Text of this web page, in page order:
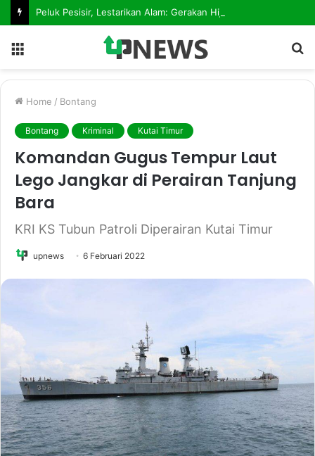
Home / Bontang
Bontang Kriminal Kutai Timur
Komandan Gugus Tempur Laut
Lego Jangkar di Perairan Tanjung
Bara
KRI KS Tubun Patroli Diperairan Kutai Timur
upnews 6 Februari 2022